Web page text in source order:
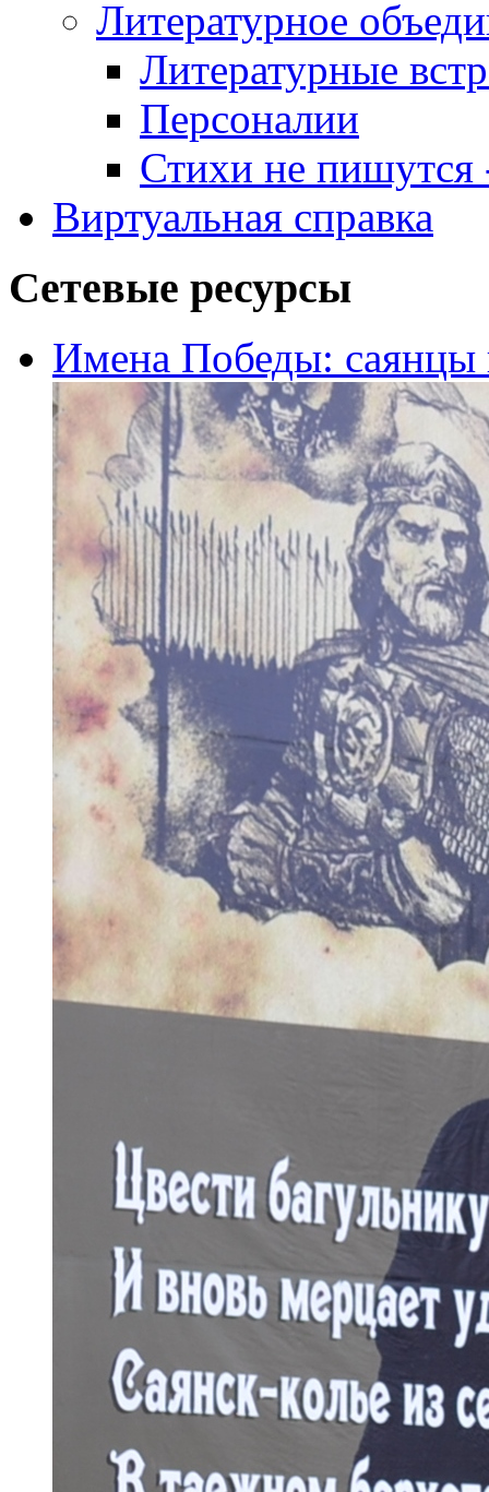
Литературное
Литературные
Персоналии
Стихи не пишутся
Виртуальная справка
Сетевые ресурсы
Имена Победы: саянцы